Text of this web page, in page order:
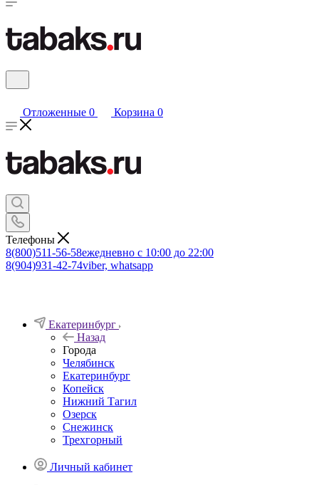
Отложенные 0 Корзина 0
Телефоны
8(800)511-56-58ежедневно с 10:00 до 22:00
8(904)931-42-74viber, whatsapp
Екатеринбург
Назад
Города
Челябинск
Екатеринбург
Копейск
Нижний Тагил
Озерск
Снежинск
Трехгорный
Личный кабинет